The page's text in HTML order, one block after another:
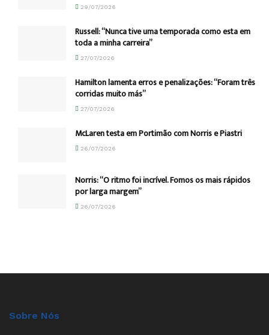
29/07/2026
Russell: “Nunca tive uma temporada como esta em
toda a minha carreira”
27/07/2026
Hamilton lamenta erros e penalizações: “Foram três
corridas muito más”
27/07/2026
McLaren testa em Portimão com Norris e Piastri
26/07/2026
Norris: “O ritmo foi incrível. Fomos os mais rápidos
por larga margem”
26/07/2026
Sobre Nós